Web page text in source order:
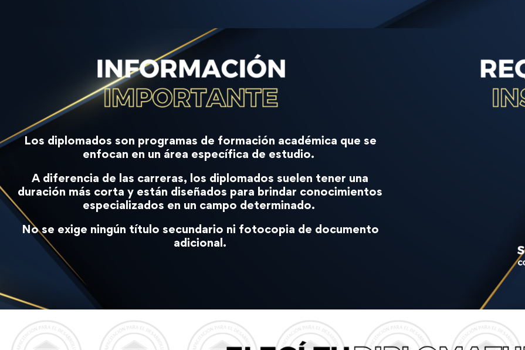
Los diplomados son programas de formación académica que se
enfocan en un área específica de estudio.
A diferencia de las carreras, los diplomados suelen tener una
duración más corta y están diseñados para brindar conocimientos
especializados en un campo determinado.
No se exige ningún título secundario ni fotocopia de documento
adicional.